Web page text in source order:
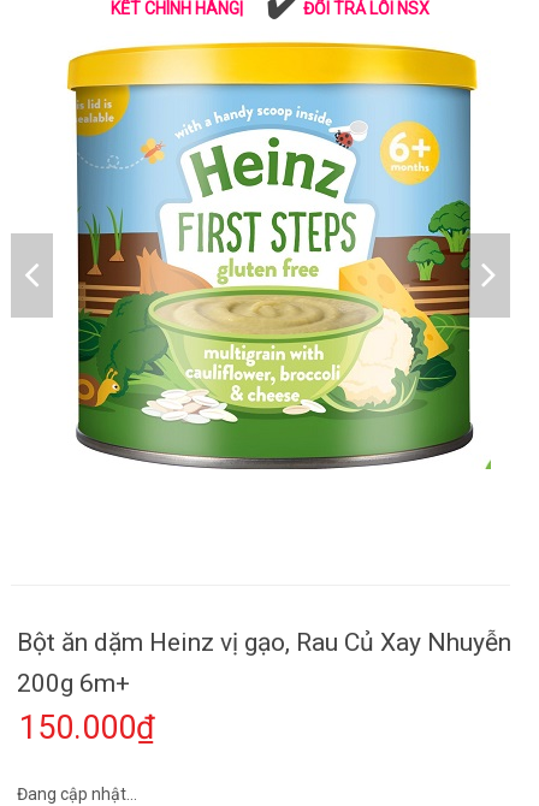
KẾT CHÍNH HÃNG| ĐỔI TRẢ LỖI NSX
Bột ăn dặm Heinz vị gạo, Rau Củ Xay Nhuyễn
200g 6m+
150.000₫
Đang cập nhật...